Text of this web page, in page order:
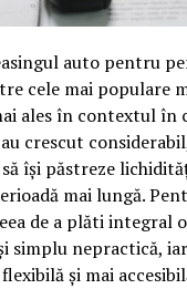
Dacă
scrise exact în
de comportament. O
cincisprezece
ul trimite un
direct
și revenirile spun
auto pentru
cele mai populare
ales în contextul în
crescut
își păstreze
mai lungă.
de a plăti integral
simplu nepractică,
și mai